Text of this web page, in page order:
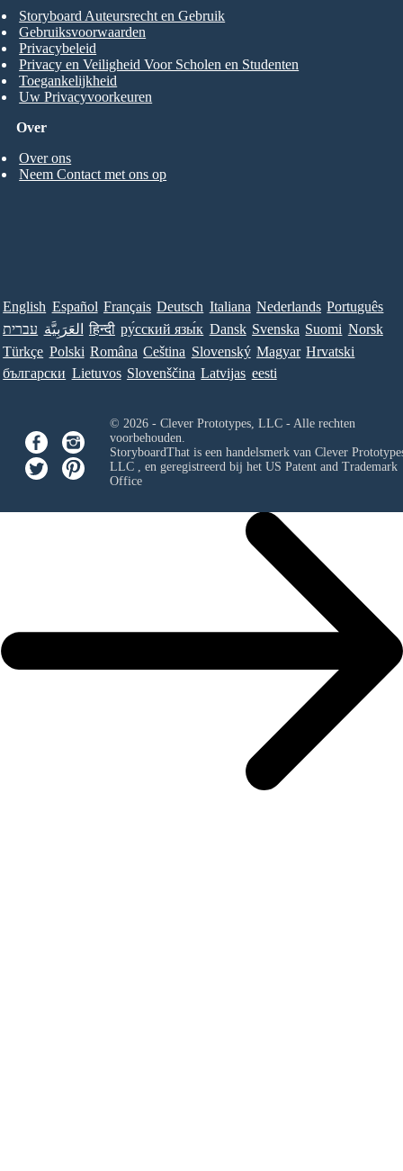
Over
Over ons
Neem Contact met ons op
Storyboard Auteursrecht en Gebruik
Gebruiksvoorwaarden
Privacybeleid
Privacy en Veiligheid Voor Scholen en Studenten
Toegankelijkheid
Uw Privacyvoorkeuren
English Español Français Deutsch Italiana Nederlands Português
עברית العَرَبِيَّة हिन्दी ру́сский язы́к Dansk Svenska Suomi Norsk
Türkçe Polski Româna Ceština Slovenský Magyar Hrvatski
български Lietuvos Slovenščina Latvijas eesti
© 2026 - Clever Prototypes, LLC - Alle rechten
voorbehouden.
StoryboardThat is een handelsmerk van Clever
LLC, en geregistreerd bij het US Patent and Trademark
Office